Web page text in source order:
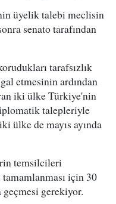
üyelik talebi meclisin
senato tarafından
tarafsızlık
etmesinin ardından
iki ülke Türkiye'nin
talepleriyle
ülke de mayıs ayında
temsilcileri
için 30
gerekiyor.